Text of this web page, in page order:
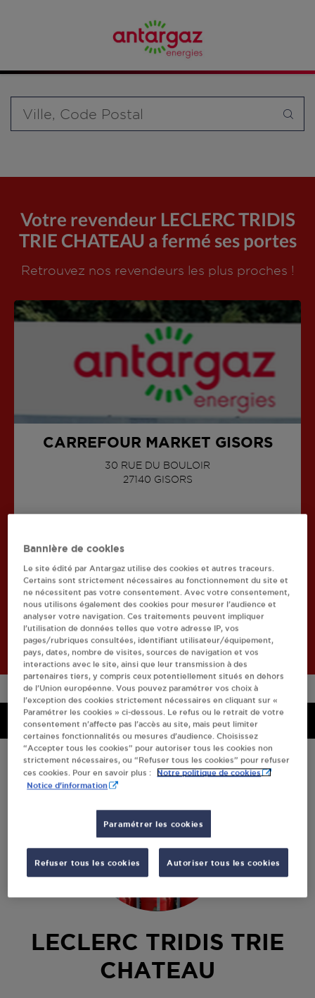
bouteille souhaité et le type de point de vente (revendeur /
distributeur automatique de bouteilles de gaz ou station GPL
carburant)
Votre revendeur LECLERC TRIDIS
TRIE CHATEAU a fermé ses portes
Retrouvez nos revendeurs les plus proches !
CARREFOUR MARKET GISORS
30 RUE DU BOULOIR
27140 GISORS
AFFICHER LE TÉLÉPHONE
Recherchez un autre revendeur
Retourner à l'accueil
Menu
LECLERC TRIDIS TRIE
CHATEAU
Bannière de cookies
Le site édité par Antargaz utilise des cookies et autres traceurs.
Certains sont strictement nécessaires au fonctionnement du site et
ne nécessitent pas votre consentement. Avec votre consentement,
nous utilisons également des cookies pour mesurer l’audience et
analyser votre navigation. Ces traitements peuvent impliquer
l’utilisation de données telles que votre adresse IP, vos
pages/rubriques consultées, identifiant utilisateur/équipement,
pays, dates, nombre de visites, sources de navigation et vos
interactions avec le site, ainsi que leur transmission à des
partenaires tiers, y compris ceux potentiellement situés en dehors
de l’Union européenne. Vous pouvez paramétrer vos choix à
l’exception des cookies strictement nécessaires en cliquant sur «
Paramétrer les cookies » ci-dessous. Le refus ou le retrait de votre
consentement n’affecte pas l’accès au site, mais peut limiter
certaines fonctionnalités ou mesures d’audience. Choisissez
“Accepter tous les cookies” pour autoriser tous les cookies non
strictement nécessaires, ou “Refuser tous les cookies” pour refuser
ces cookies. Pour en savoir plus :
Notre politique de cookies
Notice d'information
Paramétrer les cookies
Refuser tous les cookies Autoriser tous les cookies